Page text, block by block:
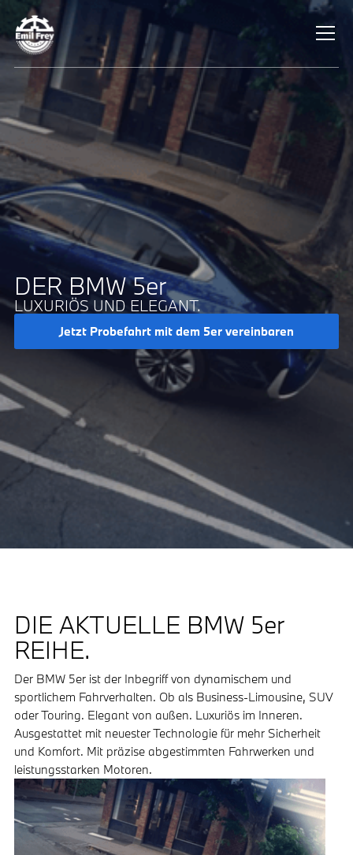
DER BMW 5er
LUXURIÖS UND ELEGANT.
Jetzt Probefahrt mit dem 5er vereinbaren
DIE AKTUELLE BMW 5er
REIHE.
Der BMW 5er ist der Inbegriff von dynamischem und
sportlichem Fahrverhalten. Ob als Business-Limousine, SUV
oder Touring. Elegant von außen. Luxuriös im Inneren.
Ausgestattet mit neuester Technologie für mehr Sicherheit
und Komfort. Mit präzise abgestimmten Fahrwerken und
leistungsstarken Motoren.